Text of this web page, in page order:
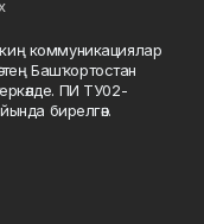
киң коммуникациялар
Башҡортостан
ПИ ТУ02-
бирелгән.